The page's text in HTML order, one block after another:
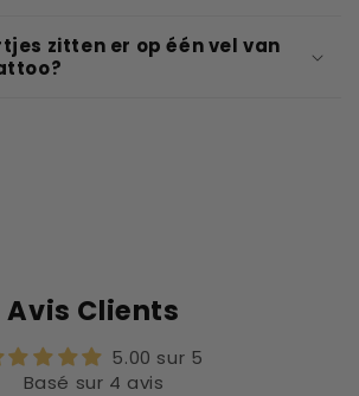
zitten er op één vel van
Avis Clients
5.00 sur 5
Basé sur 4 avis